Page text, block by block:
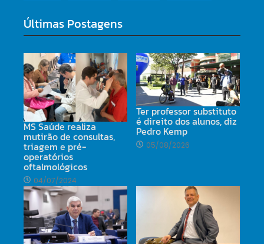
Últimas Postagens
MS Saúde realiza
mutirão de consultas,
triagem e pré-
operatórios
oftalmológicos
04/07/2024
Ter professor substituto
é direito dos alunos, diz
Pedro Kemp
05/08/2026